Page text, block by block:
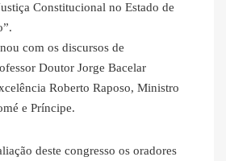
Constitucional no Estado de
com os discursos de
Doutor Jorge Bacelar
Roberto Raposo, Ministro
e Príncipe.
deste congresso os oradores